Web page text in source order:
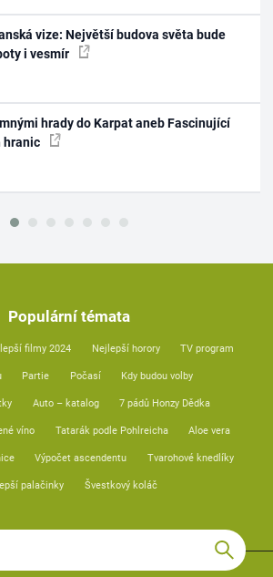
vize: Největší budova světa bude
i vesmír
hrady do Karpat aneb Fascinující
hranic
Populární témata
filmy 2024 Nejlepší horory TV program
Partie Počasí Kdy budou volby
Auto – katalog 7 pádů Honzy Dědka
víno Tatarák podle Pohlreicha Aloe vera
Výpočet ascendentu Tvarohové knedlíky
palačinky Švestkový koláč